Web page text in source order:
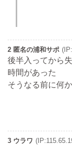
2 匿名の浦和サポ
後半入ってから
時間があった
そうなる前に何
3 ウラワ